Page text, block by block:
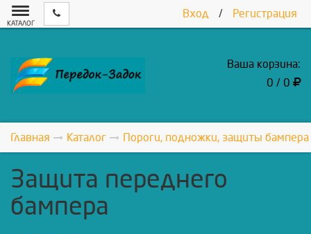
Вход / Регистрация
КАТАЛОГ
Ваша корзина:
0 / 0
Главная Каталог Пороги, подножки, защиты
Защита переднего
бампера